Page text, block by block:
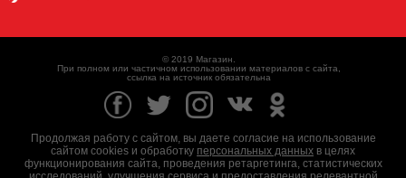
© 2019 Магазин.
При полном или частичном использовании материалов с сайта,
ссылка на источник обязательна
Продолжая работу с сайтом, вы даете согласие на использование
сайтом cookies и обработку персональных данных в целях
функционирования сайта, проведения ретаргетинга, статистических